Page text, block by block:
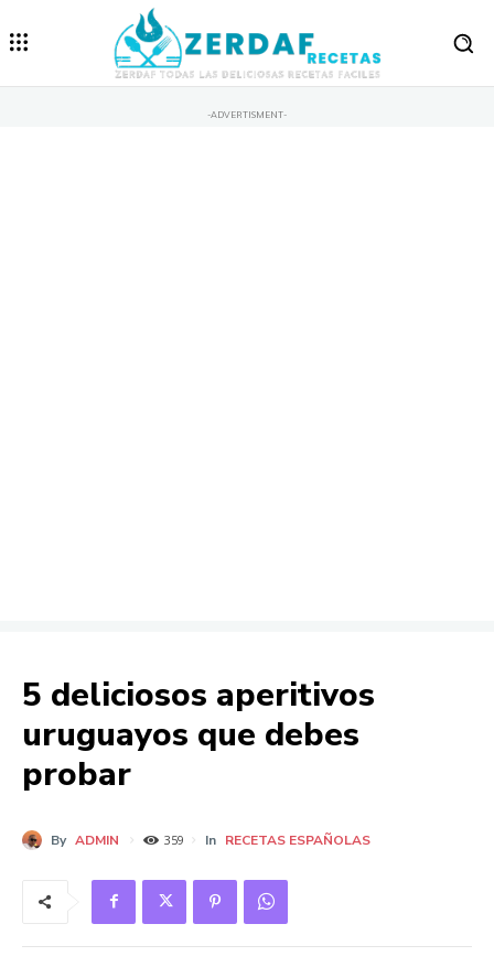
-ADVERTISMENT-
5 deliciosos aperitivos
uruguayos que debes
probar
By ADMIN 359 In RECETAS ESPAÑOLAS